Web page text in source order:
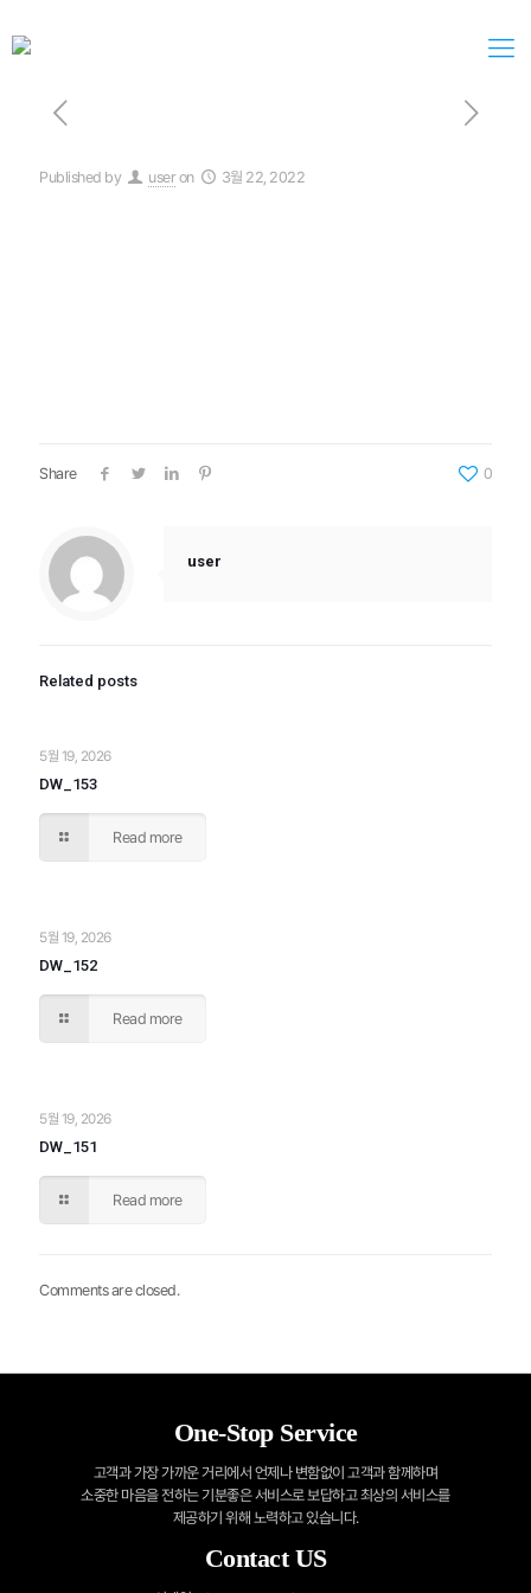
Published by useron 3월 22, 2022
Share 0
user
Related posts
5월 19, 2026
DW_153
Read more
5월 19, 2026
DW_152
Read more
5월 19, 2026
DW_151
Read more
Comments are closed.
One-Stop Service
고객과 가장 가까운 거리에서 언제나 변함없이 고객과 함께하며
소중한 마음을 전하는기분좋은 서비스로 보답하고 최상의 서비스를
제공하기 위해 노력하고 있습니다.
Contact US